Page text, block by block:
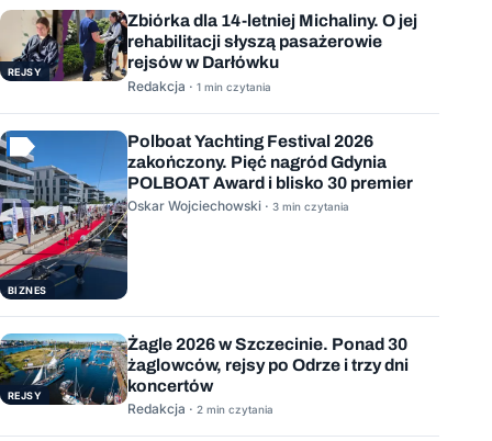
REJSY
Zbiórka dla 14-letniej Michaliny. O jej
rehabilitacji słyszą pasażerowie
rejsów w Darłówku
Redakcja · 1 min czytania
BIZNES
Polboat Yachting Festival 2026
zakończony. Pięć nagród Gdynia
POLBOAT Award i blisko 30 premier
Oskar Wojciechowski · 3 min czytania
REJSY
Żagle 2026 w Szczecinie. Ponad 30
żaglowców, rejsy po Odrze i trzy dni
koncertów
Redakcja · 2 min czytania